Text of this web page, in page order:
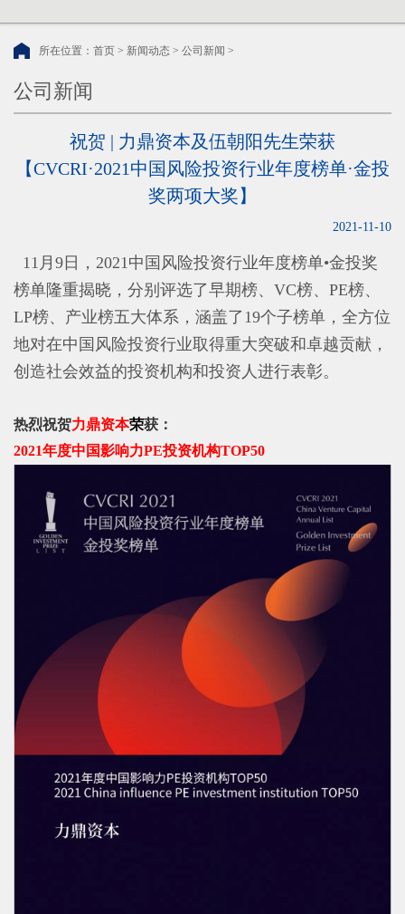
所在位置： 首页 > 新闻动态 > 公司新闻 >
公司新闻
祝贺 | 力鼎资本及伍朝阳先生荣获
【CVCRI·2021中国风险投资行业年度榜单·金投
奖两项大奖】
2021-11-10
11月9日，2021中国风险投资行业年度榜单•金投奖
榜单隆重揭晓，分别评选了早期榜、VC榜、PE榜、
LP榜、产业榜五大体系，涵盖了19个子榜单，全方位
地对在中国风险投资行业取得重大突破和卓越贡献，
创造社会效益的投资机构和投资人进行表彰。
热烈祝贺力鼎资本荣获：
2021年度中国影响力PE投资机构TOP50